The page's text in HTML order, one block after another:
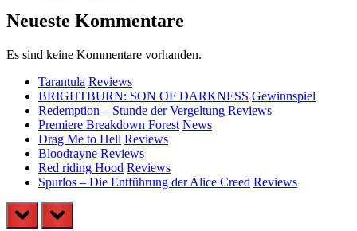
Neueste Kommentare
Es sind keine Kommentare vorhanden.
Tarantula Reviews
BRIGHTBURN: SON OF DARKNESS Gewinnspiel
Redemption – Stunde der Vergeltung Reviews
Premiere Breakdown Forest News
Drag Me to Hell Reviews
Bloodrayne Reviews
Red riding Hood Reviews
Spurlos – Die Entführung der Alice Creed Reviews
prev next